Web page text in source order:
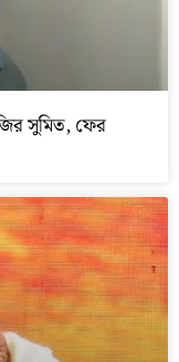
সুমিত, ফের